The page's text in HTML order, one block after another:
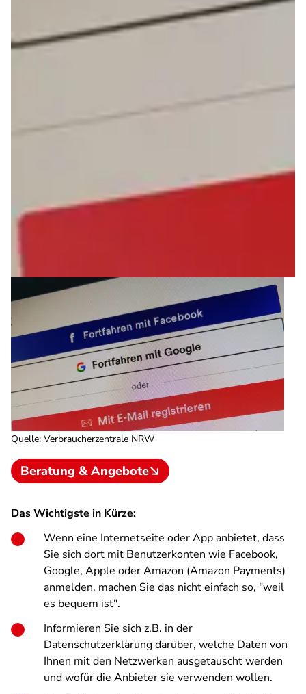
Quelle: Verbraucherzentrale NRW
Beratung & Angebote
Das Wichtigste in Kürze:
Wenn eine Internetseite oder App anbietet, dass
Sie sich dort mit Benutzerkonten wie Facebook,
Google, Apple oder Amazon (Amazon Payments)
anmelden, machen Sie das nicht einfach so, "weil
es bequem ist".
Informieren Sie sich z.B. in der
Datenschutzerklärung darüber, welche Daten von
Ihnen mit den Netzwerken ausgetauscht werden
und wofür die Anbieter sie verwenden wollen.